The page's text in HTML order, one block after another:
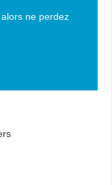
ne perdez